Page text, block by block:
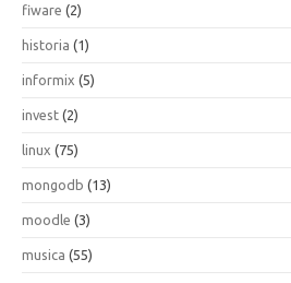
fiware (2)
historia (1)
informix (5)
invest (2)
linux (75)
mongodb (13)
moodle (3)
musica (55)